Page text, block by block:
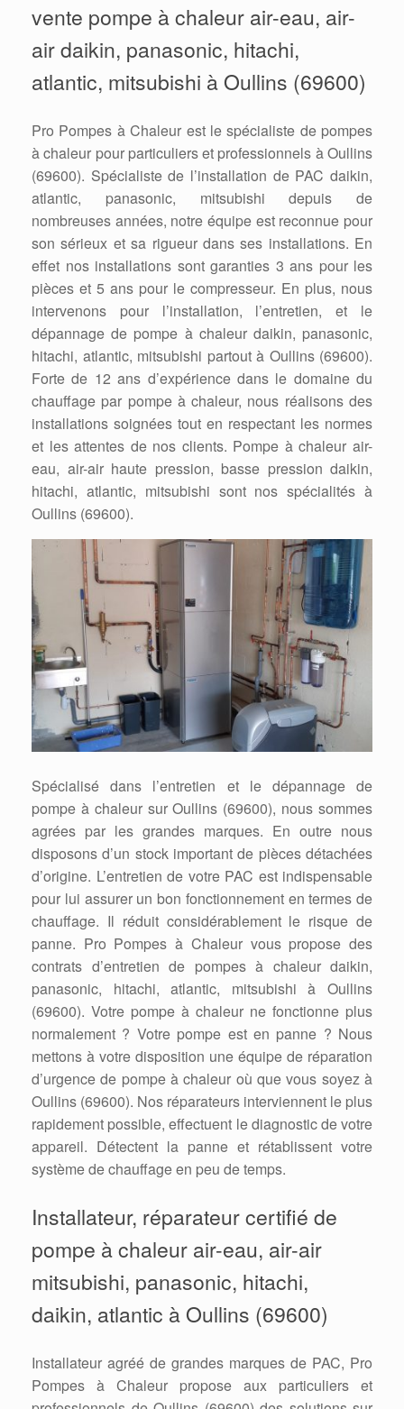
vente pompe à chaleur air-eau, air-
air daikin, panasonic, hitachi,
atlantic, mitsubishi à Oullins (69600)
Pro Pompes à Chaleur est le spécialiste de pompes
à chaleur pour particuliers et professionnels à Oullins
(69600). Spécialiste de l’installation de PAC daikin,
atlantic, panasonic, mitsubishi depuis de
nombreuses années, notre équipe est reconnue pour
son sérieux et sa rigueur dans ses installations. En
effet nos installations sont garanties 3 ans pour les
pièces et 5 ans pour le compresseur. En plus, nous
intervenons pour l’installation, l’entretien, et le
dépannage de pompe à chaleur daikin, panasonic,
hitachi, atlantic, mitsubishi partout à Oullins (69600).
Forte de 12 ans d’expérience dans le domaine du
chauffage par pompe à chaleur, nous réalisons des
installations soignées tout en respectant les normes
et les attentes de nos clients. Pompe à chaleur air-
eau, air-air haute pression, basse pression daikin,
hitachi, atlantic, mitsubishi sont nos spécialités à
Oullins (69600).
Spécialisé dans l’entretien et le dépannage de
pompe à chaleur sur Oullins (69600), nous sommes
agrées par les grandes marques. En outre nous
disposons d’un stock important de pièces détachées
d’origine. L’entretien de votre PAC est indispensable
pour lui assurer un bon fonctionnement en termes de
chauffage. Il réduit considérablement le risque de
panne. Pro Pompes à Chaleur vous propose des
contrats d’entretien de pompes à chaleur daikin,
panasonic, hitachi, atlantic, mitsubishi à Oullins
(69600). Votre pompe à chaleur ne fonctionne plus
normalement ? Votre pompe est en panne ? Nous
mettons à votre disposition une équipe de réparation
d’urgence de pompe à chaleur où que vous soyez à
Oullins (69600). Nos réparateurs interviennent le plus
rapidement possible, effectuent le diagnostic de votre
appareil. Détectent la panne et rétablissent votre
système de chauffage en peu de temps.
Installateur, réparateur certifié de
pompe à chaleur air-eau, air-air
mitsubishi, panasonic, hitachi,
daikin, atlantic à Oullins (69600)
Installateur agréé de grandes marques de PAC, Pro
Pompes à Chaleur propose aux particuliers et